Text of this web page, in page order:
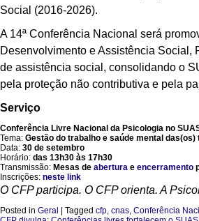
Social (2016-2026).
A 14ª Conferência Nacional será
Desenvolvimento e Assistência Social,
de assistência social, consolidando o
pela proteção não contributiva e pela
Serviço
Conferência Livre Nacional da Psicologia no
Tema: Gestão do trabalho e saúde mental
Data: 30 de setembro
Horário: das 13h30 às 17h30
Transmissão: Mesas de abertura e encerramento
Inscrições: neste link
O CFP participa. O CFP orienta. A
Posted in Geral Tagged cfp, cnas, Conferência